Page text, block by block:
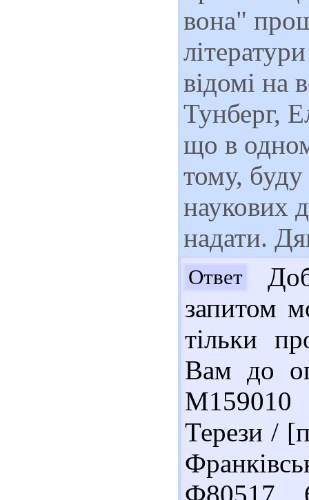
вона"
відомі на
Тунберг,
що в
тому,
наукових
надати.
Ответ
запитом
тільки
Вам до
М159010
Терези /